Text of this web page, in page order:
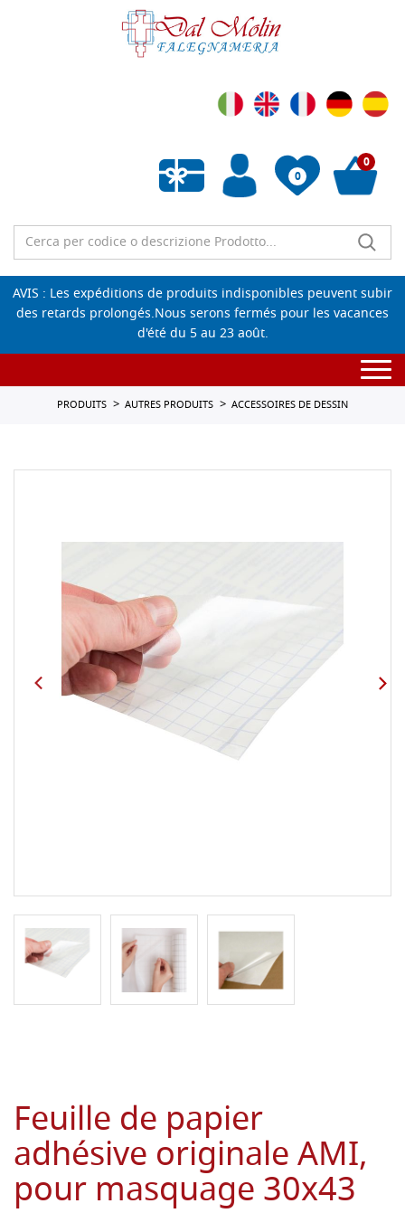
0
Liste de souhaits vide
0
AVIS : Les expéditions de produits indisponibles peuvent subir
des retards prolongés.Nous serons fermés pour les vacances
d'été du 5 au 23 août.
PRODUITS AUTRES PRODUITS ACCESSOIRES DE DESSIN
Feuille de papier
adhésive originale AMI,
pour masquage 30x43